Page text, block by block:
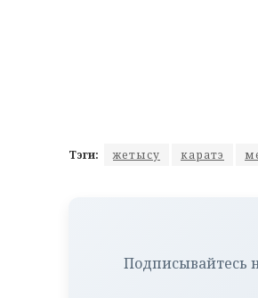
Тэги: жетысу каратэ
Подписывайтесь